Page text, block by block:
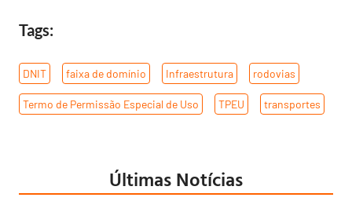
Tags:
DNIT faixa de domínio Infraestrutura rodovias
Termo de Permissão Especial de Uso TPEU transportes
Últimas Notícias